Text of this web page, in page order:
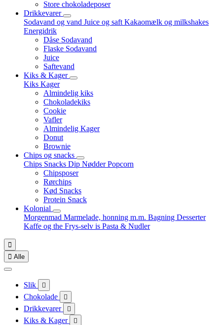
Store chokoladeposer
Drikkevarer
Sodavand og vand Juice og saft Kakaomælk og milkshakes
Energidrik
Dåse Sodavand
Flaske Sodavand
Juice
Saftevand
Kiks & Kager
Kiks Kager
Almindelig kiks
Chokoladekiks
Cookie
Vafler
Almindelig Kager
Donut
Brownie
Chips og snacks
Chips Snacks Dip NødderPopcorn
Chipsposer
Rørchips
Kød Snacks
Protein Snack
Kolonial
Morgenmad Marmelade, honning m.m. Bagning Desserter
Kaffe og the Frys-selv is Pasta & Nudler

 Alle
Slik 
Chokolade 
Drikkevarer 
Kiks & Kager 